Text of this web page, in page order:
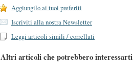
Aggiungilo ai tuoi preferiti
Iscriviti alla nostra Newsletter
Leggi articoli simili / correllati
Altri articoli che potrebbero